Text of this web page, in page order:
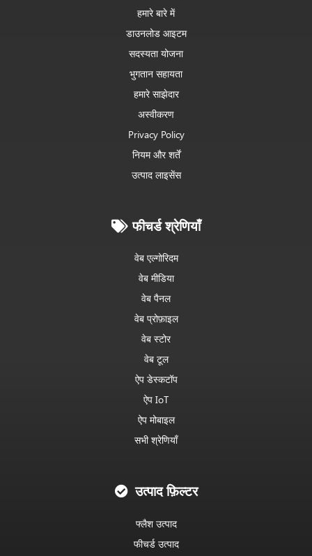
हमारे बारे में
डाउनलोड आइटम
सदस्यता योजना
भुगतान सहायता
हमारे साझेदार
अस्वीकरण
Privacy Policy
नियम और शर्तें
उत्पाद लाइसेंस
फीचर्ड श्रेणियाँ
वेब एल्गोरिदम
वेब मीडिया
वेब पैनल
वेब प्रोफ़ाइल
वेब स्टोर
वेब टूल
ऐप डेस्कटॉप
ऐप IoT
ऐप मोबाइल
सभी श्रेणियाँ
उत्पाद फ़िल्टर
फ्लैश उत्पाद
फीचर्ड उत्पाद